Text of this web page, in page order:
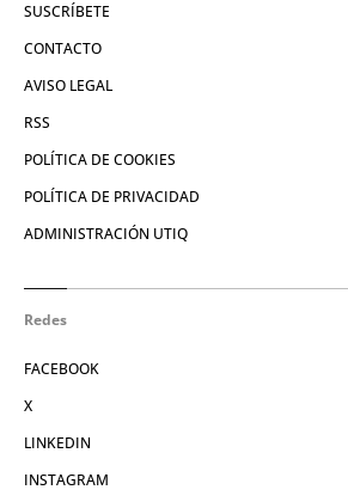
SUSCRÍBETE
CONTACTO
AVISO LEGAL
RSS
POLÍTICA DE COOKIES
POLÍTICA DE PRIVACIDAD
ADMINISTRACIÓN UTIQ
Redes
FACEBOOK
X
LINKEDIN
INSTAGRAM